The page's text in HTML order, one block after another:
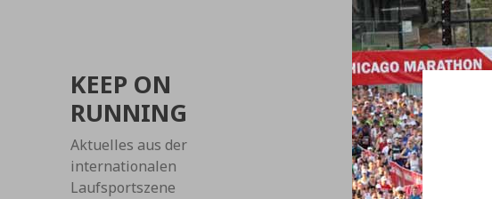
KEEP ON
RUNNING
Aktuelles aus der
internationalen
Laufsportszene